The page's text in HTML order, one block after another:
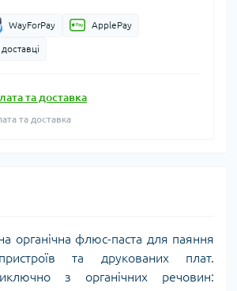
WayForPay ApplePay
та доставка
та доставка
органічна флюс-паста для паяння
та друкованих плат.
з органічних речовин: